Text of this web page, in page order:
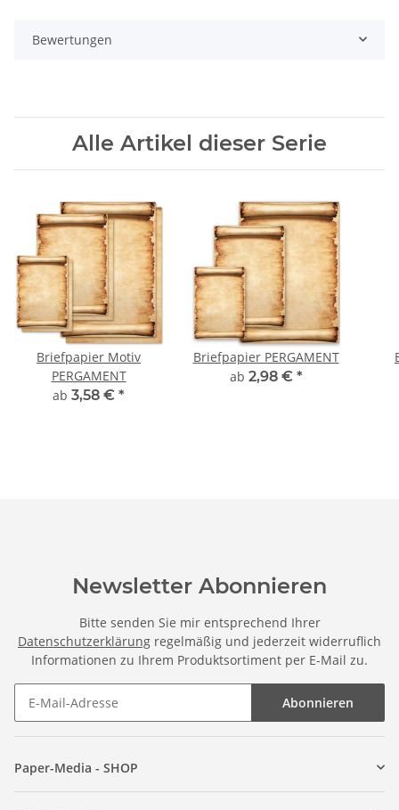
Bewertungen
Alle Artikel dieser Serie
Briefpapier Motiv
PERGAMENT
ab 3,58 € *
Briefpapier PERGAMENT
ab 2,98 € *
Newsletter Abonnieren
Bitte senden Sie mir entsprechend Ihrer
Datenschutzerklärung regelmäßig und jederzeit widerruflich
Informationen zu Ihrem Produktsortiment per E-Mail zu.
Abonnieren
Paper-Media - SHOP